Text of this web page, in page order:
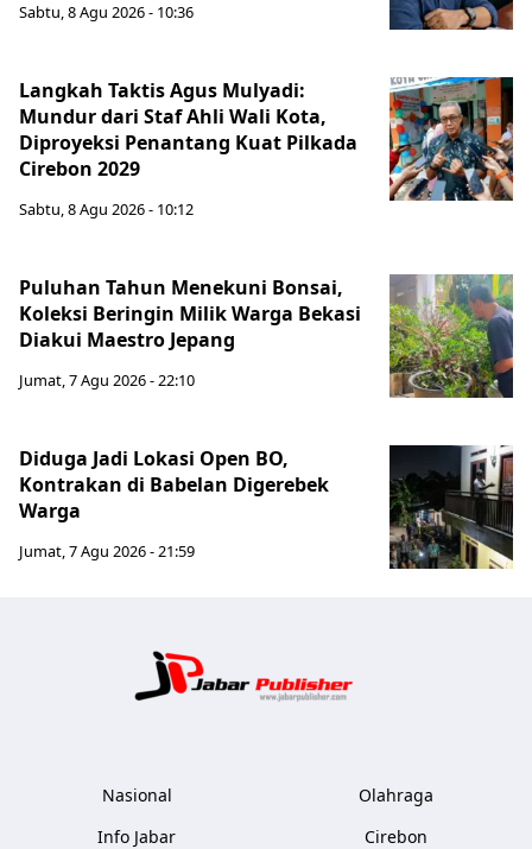
Sabtu, 8 Agu 2026 - 10:36
Langkah Taktis Agus Mulyadi:
Mundur dari Staf Ahli Wali Kota,
Diproyeksi Penantang Kuat Pilkada
Cirebon 2029
Sabtu, 8 Agu 2026 - 10:12
Puluhan Tahun Menekuni Bonsai,
Koleksi Beringin Milik Warga Bekasi
Diakui Maestro Jepang
Jumat, 7 Agu 2026 - 22:10
Diduga Jadi Lokasi Open BO,
Kontrakan di Babelan Digerebek
Warga
Jumat, 7 Agu 2026 - 21:59
Nasional
Info Jabar
Olahraga
Cirebon